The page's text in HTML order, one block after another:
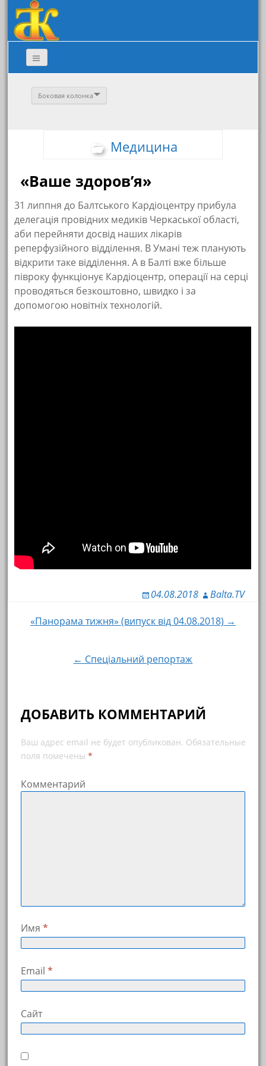
Боковая колонка
Медицина
«Ваше здоров’я»
31 липпня до Балтського Кардіоцентру прибула
делегація провідних медиків Черкаської області,
аби перейняти досвід наших лікарів
реперфузійного відділення. В Умані теж планують
відкрити таке відділення. А в Балті вже більше
півроку функціонує Кардіоцентр, операції на серці
проводяться безкоштовно, швидко і за
допомогою новітніх технологій.
04.08.2018 Balta.TV
Навигация по записям
«Панорама тижня» (випуск від 04.08.2018) →
← Спеціальний репортаж
ДОБАВИТЬ КОММЕНТАРИЙ
Ваш адрес email не будет опубликован. Обязательные
поля помечены *
Комментарий
Имя *
Email *
Сайт